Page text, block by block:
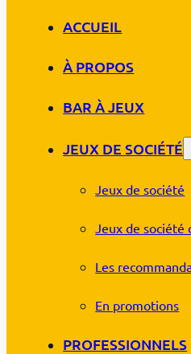
ACCUEIL
À PROPOS
BAR À JEUX
JEUX DE SOCIÉTÉ
Jeux de société
Jeux de société
Les
En promotions
PROFESSIONNELS